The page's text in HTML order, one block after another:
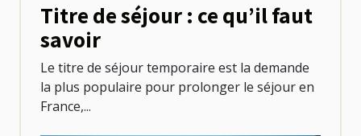
Titre de séjour : ce qu’il faut
savoir
Le titre de séjour temporaire est la demande
la plus populaire pour prolonger le séjour en
France,...